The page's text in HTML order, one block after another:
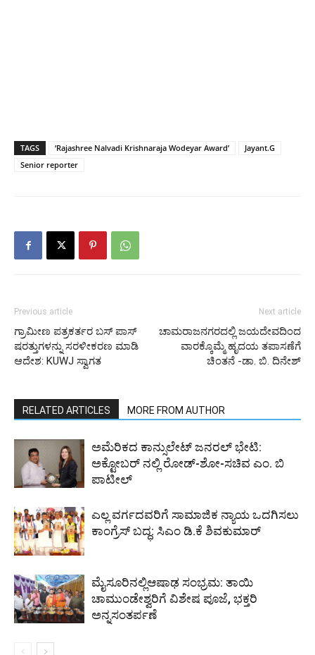
TAGS ‘Rajashree Nalvadi Krishnaraja Wodeyar Award’
Jayant.G
Senior reporter
Previous article
ಗ್ರಾಮೀಣ ಪತ್ರಕರ್ತರ ಬಸ್ ಪಾಸ್
ಷರತ್ತುಗಳನ್ನು ಸರಳೀಕರಣ ಮಾಡಿ
ಆದೇಶ: KUWJ ಸ್ವಾಗತ
Next article
ಚಾಮರಾಜನಗರದಲ್ಲಿ ಜಯದೇವದಿಂದ
ವಾರಕ್ಕೊಮ್ಮೆ ಹೃದಯ ತಪಾಸಣೆಗೆ
ಚಿಂತನೆ -ಡಾ. ಬಿ. ದಿನೇಶ್
RELATED ARTICLES MORE FROM AUTHOR
ಅಮೆರಿಕದ ಕಾನ್ಸುಲೇಟ್ ಜನರಲ್ ಭೇಟಿ:
ಅಕ್ಟೋಬರ್ ನಲ್ಲಿ ರೋಡ್-ಶೋ-ಸಚಿವ ಎಂ. ಬಿ
ಪಾಟೀಲ್
ಎಲ್ಲ ವರ್ಗದವರಿಗೆ ಸಾಮಾಜಿಕ ನ್ಯಾಯ ಒದಗಿಸಲು
ಕಾಂಗ್ರೆಸ್ ಬದ್ಧ: ಸಿಎಂ ಡಿ.ಕೆ ಶಿವಕುಮಾರ್
ಮೈಸೂರಿನಲ್ಲಿಆಷಾಢ ಸಂಭ್ರಮ: ತಾಯಿ
ಚಾಮುಂಡೇಶ್ವರಿಗೆ ವಿಶೇಷ ಪೂಜೆ, ಭಕ್ತರಿ
ಅನ್ನಸಂತರ್ಪಣೆ